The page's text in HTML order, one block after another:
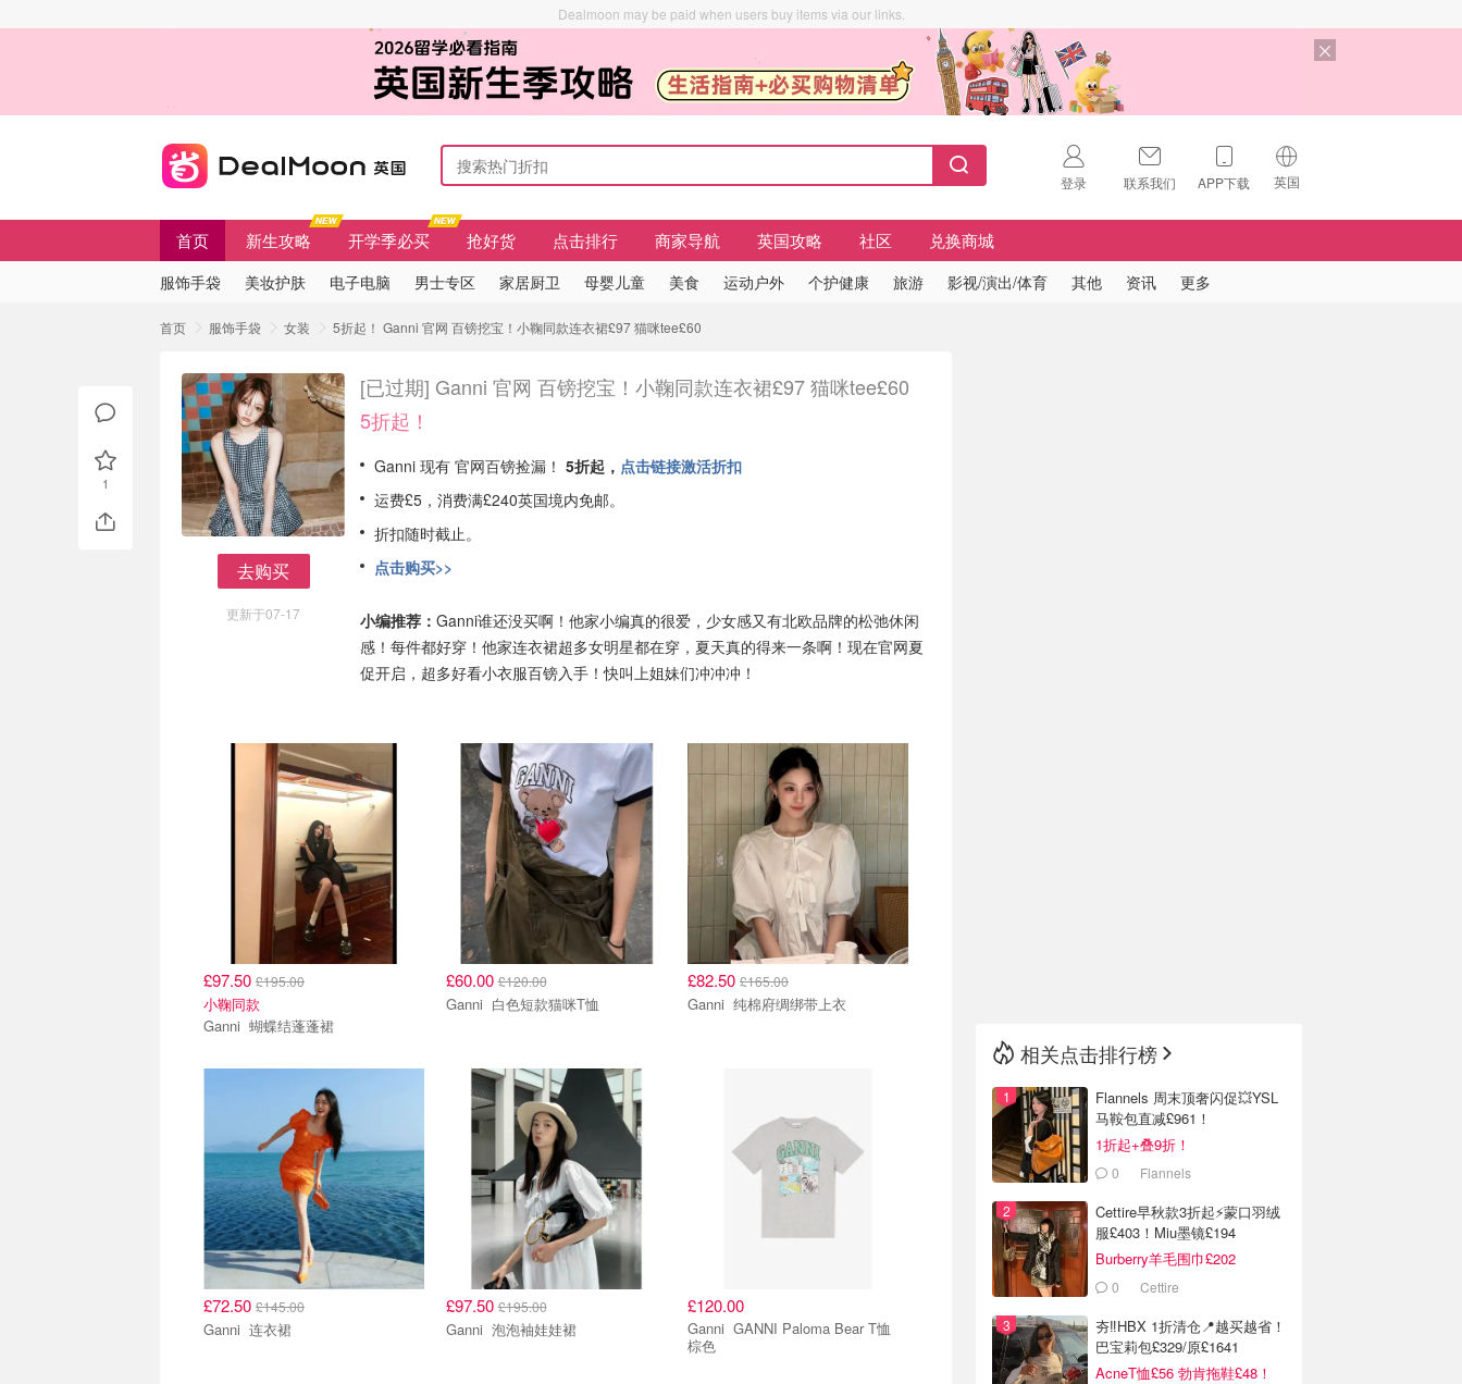
Dealmoon may be paid when users buy items via our links.
登录 联系我们 APP下载 英国
🇺🇸
🇨🇳
中国
首页 新生攻略 开学季必买 抢好货 点击排行 商家导航 英国攻略 社区 兑换商城
服饰手袋 美妆护肤 电子电脑 男士专区 家居厨卫 母婴儿童 美食 运动户外 个护健康 旅游 影视/演出/体育 其他 资讯 更多
首页 服饰手袋 女装 5折起！ Ganni 官网 百镑挖宝！小鞠同款连衣裙£97 猫咪tee£60
去购买
更新于07-17
[已过期] Ganni 官网 百镑挖宝！小鞠同款连衣裙£97 猫咪tee£60
5折起！
Ganni 现有 官网百镑捡漏！ 5折起， 点击链接激活折扣
运费£5，消费满£240英国境内免邮。
折扣随时截止。
点击购买>>
小编推荐： Ganni谁还没买啊！他家小编真的很爱，少女感又有北欧品牌的松弛休闲
感！每件都好穿！他家连衣裙超多女明星都在穿，夏天真的得来一条啊！现在官网夏
促开启，超多好看小衣服百镑入手！快叫上姐妹们冲冲冲！
£97.50 £195.00
小鞠同款
Ganni 蝴蝶结蓬蓬裙
£60.00£120.00
Ganni 白色短款猫咪T恤
£82.50 £165.00
Ganni 纯棉府绸绑带上衣
£72.50 £145.00
Ganni 连衣裙
£97.50£195.00
Ganni 泡泡袖娃娃裙
£120.00
Ganni GANNI Paloma Bear T恤
棕色
1
相关点击排行榜
Flannels 周末顶奢闪促💥YSL
马鞍包直减£961！
1折起+叠9折！
0 Flannels
Cettire早秋款3折起⚡️蒙口羽绒
服£403！Miu墨镜£194
Burberry羊毛围巾£202
0 Cettire
夯‼️HBX 1折清仓📍越买越省！
巴宝莉包£329/原£1641
AcneT恤£56 勃肯拖鞋£48！